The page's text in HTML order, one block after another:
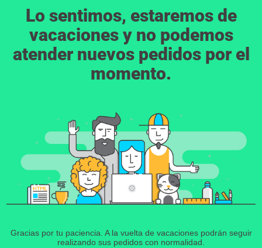
Lo sentimos, estaremos de
vacaciones y no podemos
atender nuevos pedidos por el
momento.
Gracias por tu paciencia. A la vuelta de vacaciones podrán seguir
realizando sus pedidos con normalidad.